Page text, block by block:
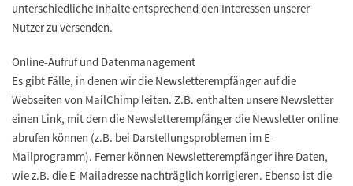
unterschiedliche Inhalte entsprechend den Interessen unserer
Nutzer zu versenden.
Online-Aufruf und Datenmanagement
Es gibt Fälle, in denen wir die Newsletterempfänger auf die
Webseiten von MailChimp leiten. Z.B. enthalten unsere Newsletter
einen Link, mit dem die Newsletterempfänger die Newsletter online
abrufen können (z.B. bei Darstellungsproblemen im E-
Mailprogramm). Ferner können Newsletterempfänger ihre Daten,
wie z.B. die E-Mailadresse nachträglich korrigieren. Ebenso ist die